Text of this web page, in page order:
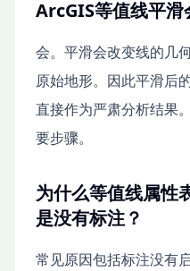
ArcGIS等值线平滑
会。平滑会改变线的几
原始地形。因此平滑后
直接作为严肃分析结果
要步骤。
为什么等值线属性
是没有标注？
常见原因包括标注没有